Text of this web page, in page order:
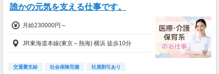
誰かの元気を支える仕事です。
月給230000円～
JR東海道本線(東京～熱海) 横浜 徒歩10分
交通費支給 社会保険完備 社員割引あり